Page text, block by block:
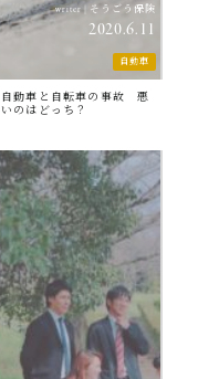
自動車と自転車の事故 悪
いのはどっち？
writer そうごう保険
2020.6.11
自動車